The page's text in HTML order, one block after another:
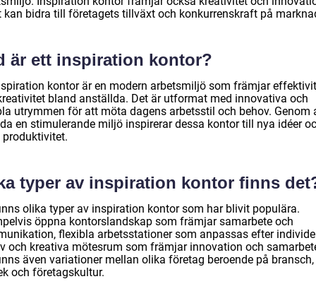
kan bidra till företagets tillväxt och konkurrenskraft på
är ett inspiration kontor?
kontor är en modern arbetsmiljö som främjar
bland anställda. Det är utformat med innovativa och
utrymmen för att möta dagens arbetsstil och behov. Genom
en stimulerande miljö inspirerar dessa kontor till nya idéer
produktivitet.
typer av inspiration kontor finns
olika typer av inspiration kontor som har blivit populära.
öppna kontorslandskap som främjar samarbete och
flexibla arbetsstationer som anpassas efter
och kreativa mötesrum som främjar innovation och
även variationer mellan olika företag beroende på bransch,
och företagskultur.